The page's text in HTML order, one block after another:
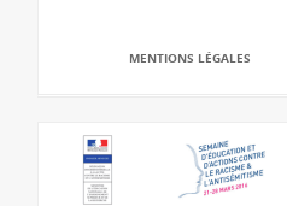
MENTIONS LÉGALES